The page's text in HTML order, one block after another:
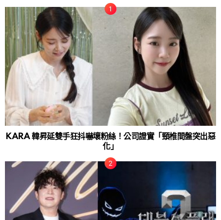
KARA 韓昇延雙手狂抖嚇壞粉絲！公司證實「頸椎間盤突出惡
化」